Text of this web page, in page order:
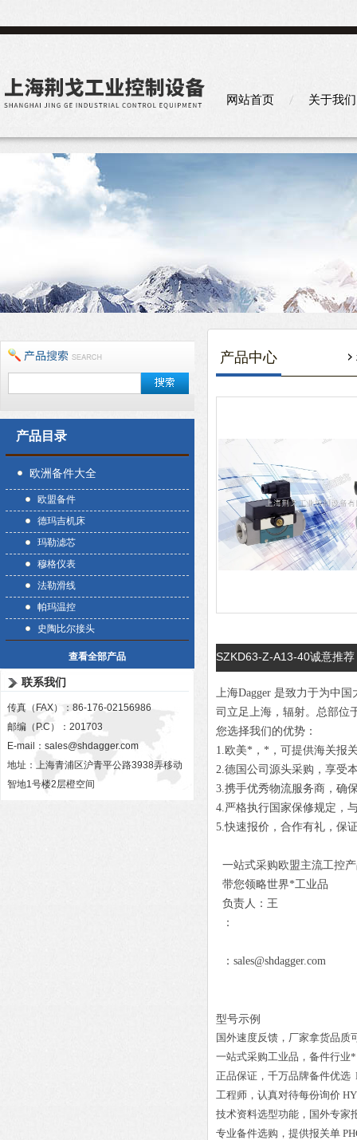
网站首页 关于我们
产品目录
欧洲备件大全
欧盟备件
德玛吉机床
玛勒滤芯
穆格仪表
法勒滑线
帕玛温控
史陶比尔接头
查看全部产品
联系我们
传真（FAX）：86-176-02156986
邮编（P.C）：201703
E-mail： sales@shdagger.com
地址：上海青浦区沪青平公路3938弄移动
智地1号楼2层橙空间
产品中心
SZKD63-Z-A13-40诚意推
上海Dagger 是致力于为中
司立足上海，辐射。总部位
您选择我们的优势：
1.欧美*，*，可提供海关报
2.德国公司源头采购，享受
3.携手优秀物流服务商，确
4.严格执行国家保修规定，
5.快速报价，合作有礼，保
一站式采购欧盟主流工控
带您领略世界*工业品
负责人：王
：
：sales@shdagger.com
型号示例
国外速度反馈，厂家拿货品质
一站式采购工业品 ， 备件行业*
正品保证 ，千万品牌备件优选
工程师 ，认真对待每份询价
技术资料选型功能，国外专家
专业备件选购 ，提供报关单